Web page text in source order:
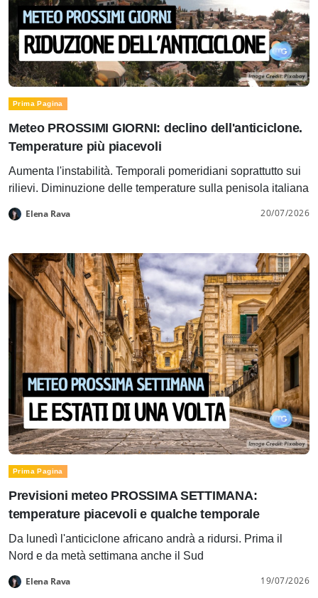
Prima Pagina
Meteo PROSSIMI GIORNI: declino dell'anticiclone.
Temperature più piacevoli
Aumenta l'instabilità. Temporali pomeridiani soprattutto sui
rilievi. Diminuzione delle temperature sulla penisola italiana
Elena Rava 20/07/2026
Prima Pagina
Previsioni meteo PROSSIMA SETTIMANA:
temperature piacevoli e qualche temporale
Da lunedì l'anticiclone africano andrà a ridursi. Prima il
Nord e da metà settimana anche il Sud
Elena Rava 19/07/2026